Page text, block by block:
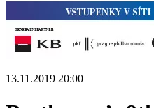
13.11.2019 20:00